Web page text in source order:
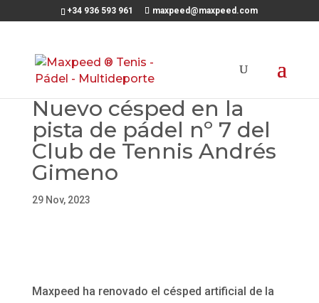
+34 936 593 961 maxpeed@maxpeed.com
Nuevo césped en la
pista de pádel nº 7 del
Club de Tennis Andrés
Gimeno
29 Nov, 2023
Maxpeed ha renovado el césped artificial de la